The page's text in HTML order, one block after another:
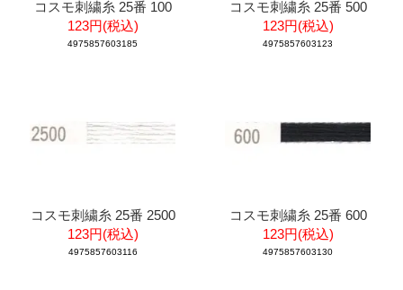
コスモ刺繍糸 25番 100
123円(税込)
4975857603185
コスモ刺繍糸 25番 500
123円(税込)
4975857603123
コスモ刺繍糸 25番 2500
123円(税込)
4975857603116
コスモ刺繍糸 25番 600
123円(税込)
4975857603130